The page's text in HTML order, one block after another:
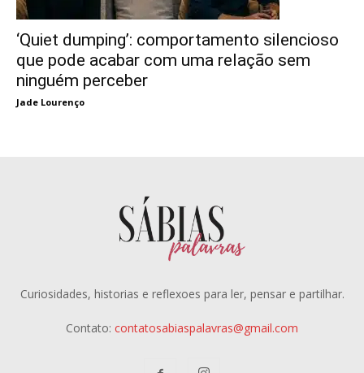
‘Quiet dumping’: comportamento silencioso
que pode acabar com uma relação sem
ninguém perceber
Jade Lourenço
Curiosidades, historias e reflexoes para ler, pensar e partilhar.
Contato: contatosabiaspalavras@gmail.com